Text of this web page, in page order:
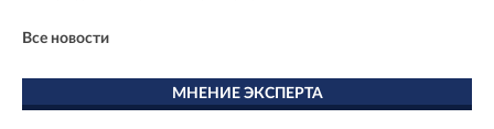
Все новости
МНЕНИЕ ЭКСПЕРТА